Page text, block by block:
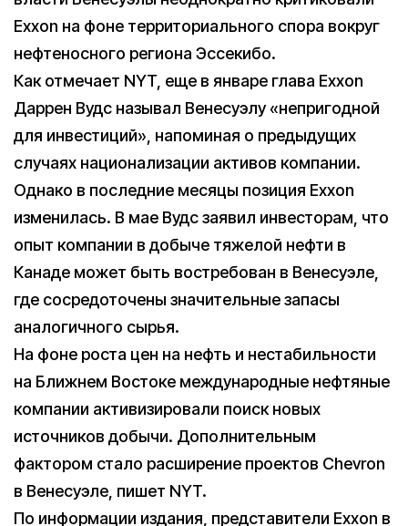
Exxon на фоне территориального спора вокруг
нефтеносного региона Эссекибо.
Как отмечает NYT, еще в январе глава Exxon
Даррен Вудс называл Венесуэлу «непригодной
для инвестиций», напоминая о предыдущих
случаях национализации активов компании.
Однако в последние месяцы позиция Exxon
изменилась. В мае Вудс заявил инвесторам, что
опыт компании в добыче тяжелой нефти в
Канаде может быть востребован в Венесуэле,
где сосредоточены значительные запасы
аналогичного сырья.
На фоне роста цен на нефть и нестабильности
на Ближнем Востоке международные нефтяные
компании активизировали поиск новых
источников добычи. Дополнительным
фактором стало расширение проектов Chevron
в Венесуэле, пишет NYT.
По информации издания, представители Exxon в